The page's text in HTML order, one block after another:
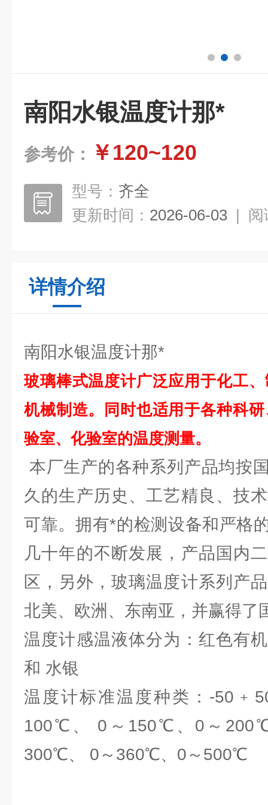
南阳水银温度计那*
参考价： ￥120~120
型号： 齐全
更新时间： 2026-06-03 | 阅
详情介绍
南阳水银温度计那*
玻璃棒式温度计广泛应用于化工
机械制造。同时也适用于各种科
验室、化验室的温度测量。
本厂生产的各种系列产品均按
久的生产历史、工艺精良、技
可靠。拥有*的检测设备和严格
几十年的不断发展，产品国内
区，另外，玻璃温度计系列产
北美、欧洲、东南亚，并赢得了
温度计感温液体分为：红色有
和 水银
温度计标准温度种类：-
100℃、 0～150℃、0～
300℃、 0～360℃、0～500℃